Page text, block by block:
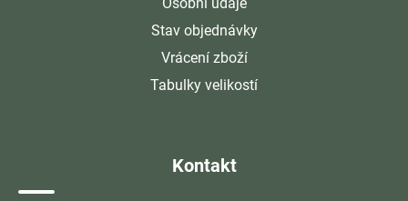
Stav objednávky
Vrácení zboží
Tabulky velikostí
Kontakt